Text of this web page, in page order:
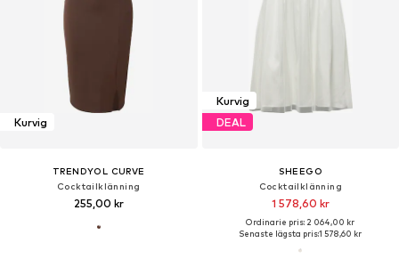
Kurvig
TRENDYOL CURVE
Cocktailklänning
255,00 kr
Kurvig
DEAL
SHEEGO
Cocktailklänning
1 578,60 kr
Ordinarie pris: 2 064,00 kr
Senaste lägsta pris:1 578,60 kr